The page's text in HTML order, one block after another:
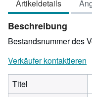
Artikeldetails
Beschreibung
Bestandsnummer des
Verkäufer kontaktieren
Titel